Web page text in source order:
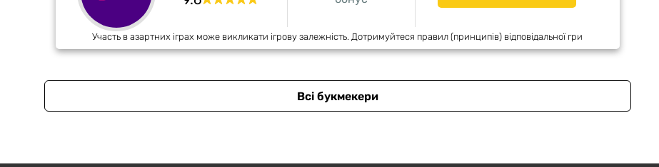
Участь в азартних іграх може викликати ігрову залежність. Дотримуйтеся правил (принципів) відповідальної гри
Всі букмекери